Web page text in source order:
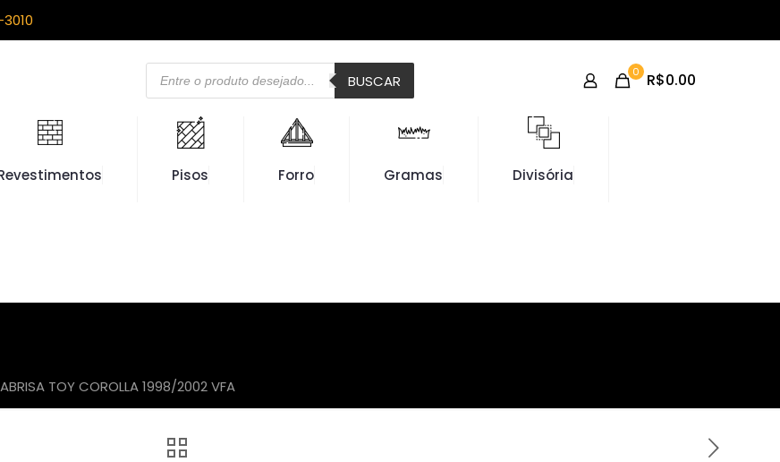
Pesquisar
produtos BUSCAR 0 R$0.00
Pisos Forro Gramas Divisória
TOY COROLLA 1998/2002 VFA